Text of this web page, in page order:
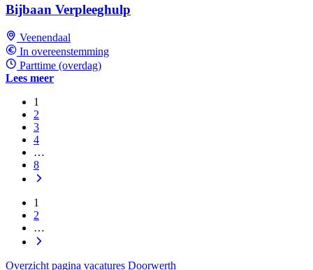
Bijbaan Verpleeghulp
Veenendaal
In overeenstemming
Parttime (overdag)
Lees meer
1
2
3
4
…
8
1
2
…
Overzicht pagina vacatures Doorwerth